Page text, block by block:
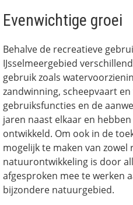
Evenwichtige groei
Behalve de recreatieve
IJsselmeergebied
gebruik zoals
zandwinning, scheepvaart en
gebruiksfuncties en de
jaren naast elkaar en
ontwikkeld. Om ook in de
mogelijk te maken van zowel
natuurontwikkeling is door
afgesproken mee te werken
bijzondere natuurgebied.